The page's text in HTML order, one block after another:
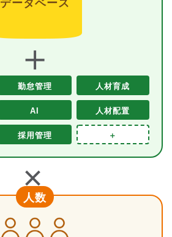
＋
勤怠管理 人材育成
AI 人材配置
採用管理 ＋
＋
人数